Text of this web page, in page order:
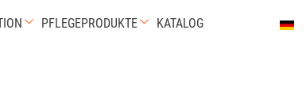
PFLEGEPRODUKTE KATALOG